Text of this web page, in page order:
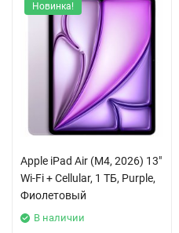
Новинка!
Apple iPad Air (M4, 2026) 13"
Wi-Fi + Cellular, 1 ТБ, Purple,
Фиолетовый
В наличии